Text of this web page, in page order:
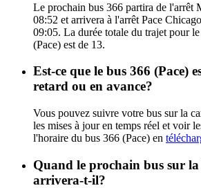
Le prochain bus 366 partira de l'arrêt
08:52 et arrivera à l'arrêt Pace
09:05. La durée totale du trajet pour
(Pace) est de 13.
Est-ce que le bus 366 (Pace)
retard ou en avance?
Vous pouvez suivre votre bus sur la
les mises à jour en temps réel et voir
l'horaire du bus 366 (Pace) en
Quand le prochain bus sur la
arrivera-t-il?